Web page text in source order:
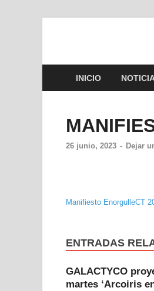
INICIO
26 junio, 2023 - Dejar
Manifiesto EnorgulleCT
ENTRADAS
GALACTYCO
martes ‘Arcoiris